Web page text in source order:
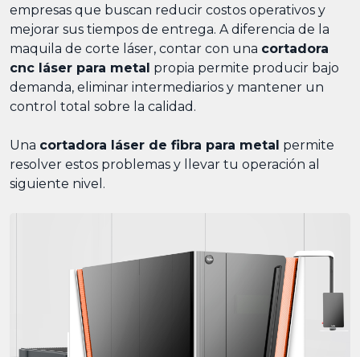
empresas que buscan reducir costos operativos y
mejorar sus tiempos de entrega. A diferencia de la
maquila de corte láser, contar con una cortadora
cnc láser para metal propia permite producir bajo
demanda, eliminar intermediarios y mantener un
control total sobre la calidad.
Una cortadora láser de fibra para metal permite
resolver estos problemas y llevar tu operación al
siguiente nivel.